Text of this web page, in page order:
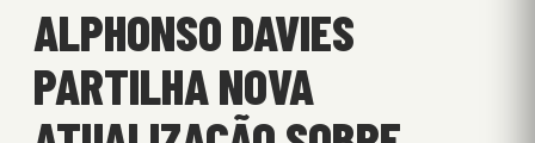
ALPHONSO DAVIES
PARTILHA NOVA